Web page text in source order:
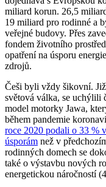
miliard korun. 26,5
19 miliard pro rodinné a
veřejné budovy. Přes
fondem životního
opatření na úsporu
zdrojů.
Češi byli vždy šikovní.
světová válka, se uchýlili
model motorky Jawa,
během pandemie
roce 2020 podali o 33 %
úsporám než v
rodinných domech se
také o výstavbu nových
energetickou náročností